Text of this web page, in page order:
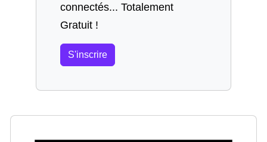
connectés... Totalement
Gratuit !
S'inscrire